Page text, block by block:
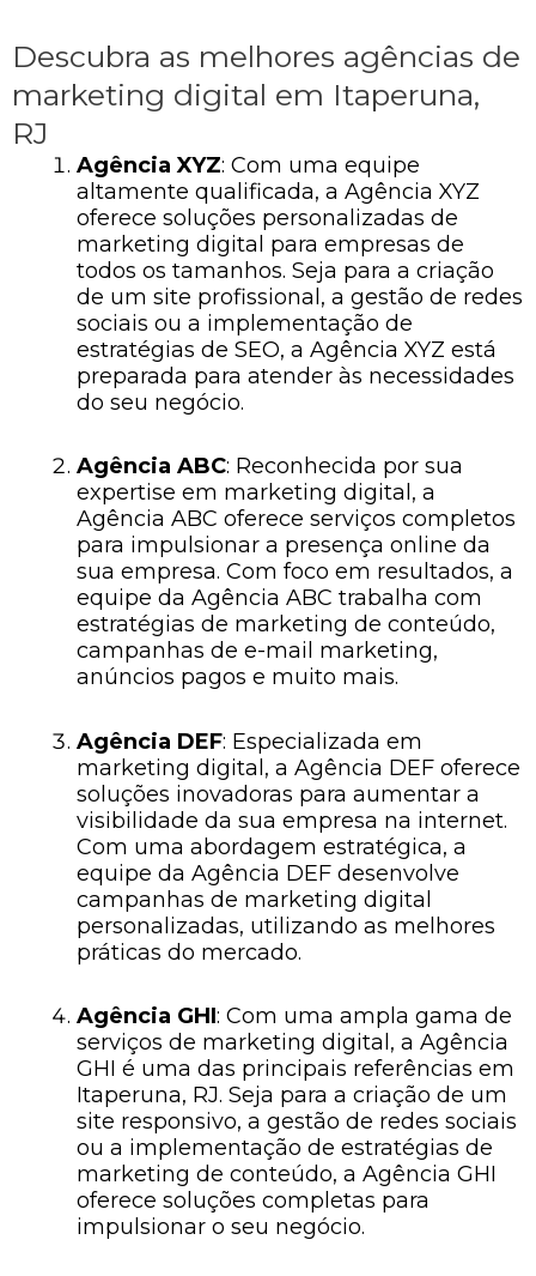
Descubra as melhores agências de
marketing digital em Itaperuna,
RJ
Agência XYZ: Com uma equipe
altamente qualificada, a Agência XYZ
oferece soluções personalizadas de
marketing digital para empresas de
todos os tamanhos. Seja para a criação
de um site profissional, a gestão de redes
sociais ou a implementação de
estratégias de SEO, a Agência XYZ está
preparada para atender às necessidades
do seu negócio.
Agência ABC: Reconhecida por sua
expertise em marketing digital, a
Agência ABC oferece serviços completos
para impulsionar a presença online da
sua empresa. Com foco em resultados, a
equipe da Agência ABC trabalha com
estratégias de marketing de conteúdo,
campanhas de e-mail marketing,
anúncios pagos e muito mais.
Agência DEF: Especializada em
marketing digital, a Agência DEF oferece
soluções inovadoras para aumentar a
visibilidade da sua empresa na internet.
Com uma abordagem estratégica, a
equipe da Agência DEF desenvolve
campanhas de marketing digital
personalizadas, utilizando as melhores
práticas do mercado.
Agência GHI: Com uma ampla gama de
serviços de marketing digital, a Agência
GHI é uma das principais referências em
Itaperuna, RJ. Seja para a criação de um
site responsivo, a gestão de redes sociais
ou a implementação de estratégias de
marketing de conteúdo, a Agência GHI
oferece soluções completas para
impulsionar o seu negócio.